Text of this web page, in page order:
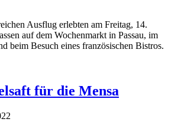
Ausflug erlebten am Freitag, 14.
auf dem Wochenmarkt in Passau, im
beim Besuch eines französischen Bistros.
für die Mensa